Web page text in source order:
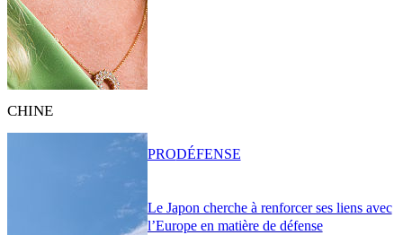
CHINE
Le Japon cherche à renforcer ses liens avec
l’Europe en matière de défense
PRODÉFENSE